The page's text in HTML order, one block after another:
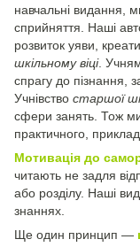
навчальні видання,
сприйняття. Наші
розвиток уяви,
шкільному віці.
спрагу до пізнання,
Учнівство старшої
сфери занять. Тож
практичного,
Мотивація до
читають не задля
або розділу. Наші
знаннях.
Ще один принцип —